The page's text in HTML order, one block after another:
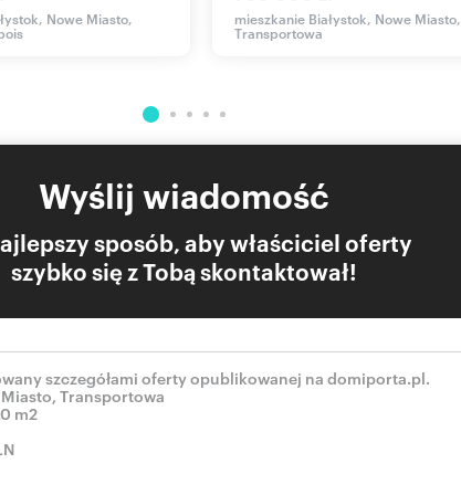
Nowe Miasto, mieszkanie Białystok, Nowe Miasto,
Transportowa
Wyślij wiadomość
sposób, aby właściciel oferty
szybko się z Tobą skontaktował!